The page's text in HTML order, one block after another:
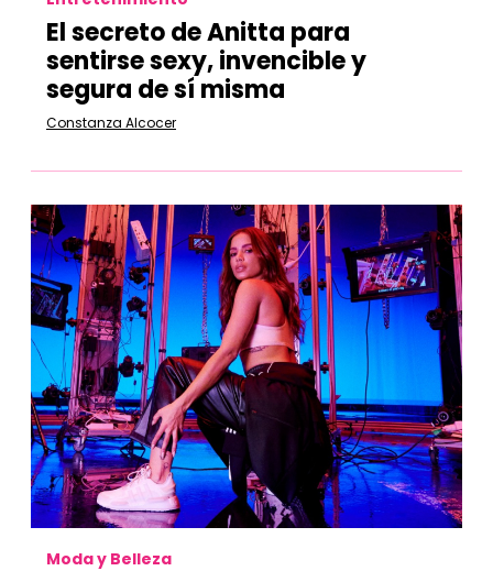
El secreto de Anitta para
sentirse sexy, invencible y
segura de sí misma
Constanza Alcocer
Moda y Belleza